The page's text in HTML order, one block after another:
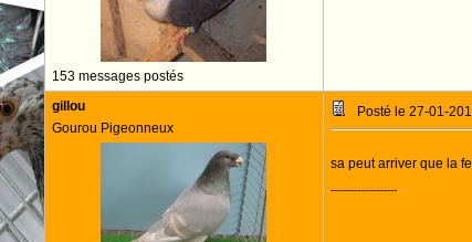
153 messages postés
gillou
Gourou Pigeonneux
Posté le 27-01-
sa peut arriver que la
--------------------